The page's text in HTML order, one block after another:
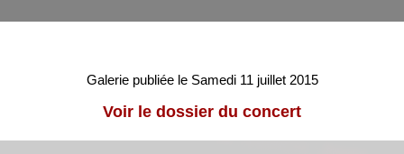
Galerie publiée le Samedi 11 juillet 2015
Voir le dossier du concert